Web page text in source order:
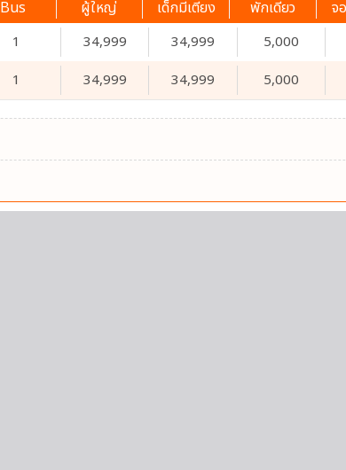
Bus ผู้ใหญ่ เด็กมีเตียง พักเดี่ยว จ
1 34,999 34,999 5,000
1 34,999 34,999 5,000